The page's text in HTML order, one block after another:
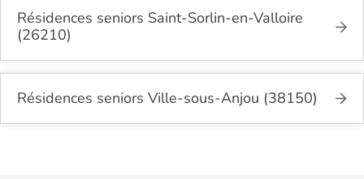
Résidences seniors Saint-Sorlin-en-Valloire
(26210)
Résidences seniors Ville-sous-Anjou (38150)